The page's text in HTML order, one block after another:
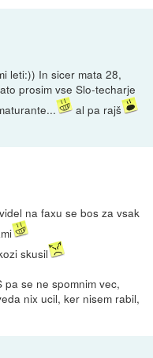
leti:)) In sicer mata 28,
prosim vse Slo-techarje
al pa rajš
na faxu se bos za vsak
skusil
se ne spomnim vec,
nix ucil, ker nisem rabil,